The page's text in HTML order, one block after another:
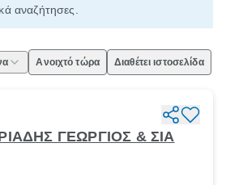
αναζήτησες.
Ανοιχτό τώρα Διαθέτει ιστοσελίδα
ΓΕΩΡΓΙΟΣ & ΣΙΑ